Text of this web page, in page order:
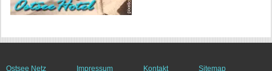
Ostsee Netz Impressum Kontakt Sitemap